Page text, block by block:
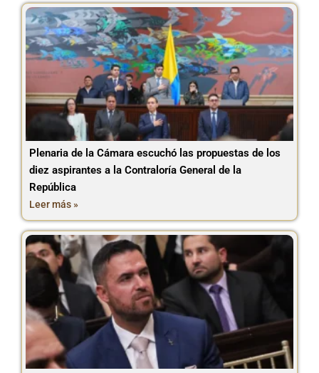
Plenaria de la Cámara escuchó las propuestas de los
diez aspirantes a la Contraloría General de la
República
Leer más »